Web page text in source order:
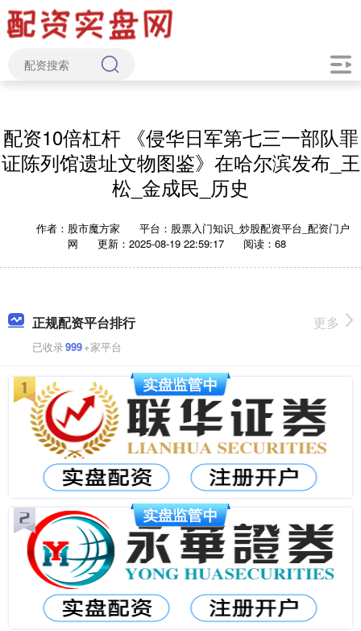
配资10倍杠杆 《侵华日军第七三一部队罪
证陈列馆遗址文物图鉴》在哈尔滨发布_王
松_金成民_历史
作者：股市魔方家
平台：股票入门知识_炒股配资平台_配资门户
网
更新：2025-08-19 22:59:17 阅读：68
正规配资平台排行
已收录999+家平台
更多